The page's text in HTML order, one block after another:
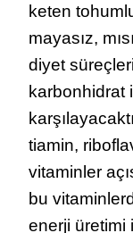
keten
mayasız,
diyet
karbonhidrat
tiamin,
vitaminler
bu
enerji üretimi